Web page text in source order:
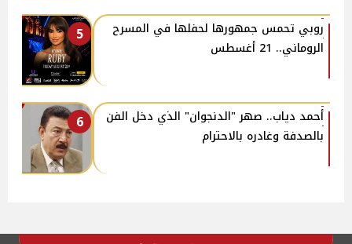
5
روبي تحمس جمهورها لحفلها في المسرح
الروماني.. 21 أغسطس
6
أحمد دياب.. صهر "الدنجوان" الذي دخل الفن
بالصدفة وغادره بالاحترام